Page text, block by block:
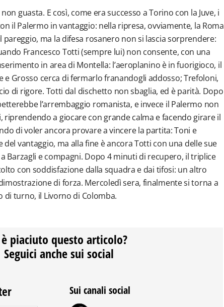
guasta. E così, come era successo a Torino con la Juve, i
il Palermo in vantaggio: nella ripresa, ovviamente, la Roma
ma la difesa rosanero non si lascia sorprendere:
Francesco Totti (sempre lui) non consente, con una
in area di Montella: l’aeroplanino è in fuorigioco, il
e Grosso cerca di fermarlo franandogli addosso; Trefoloni,
di rigore. Totti dal dischetto non sbaglia, ed è parità. Dopo
l’arrembaggio romanista, e invece il Palermo non
a giocare con grande calma e facendo girare il
di voler ancora provare a vincere la partita: Toni e
vantaggio, ma alla fine è ancora Totti con una delle sue
Barzagli e compagni. Dopo 4 minuti di recupero, il triplice
con soddisfazione dalla squadra e dai tifosi: un altro
di forza. Mercoledì sera, finalmente si torna a
di turno, il Livorno di Colomba.
piaciuto questo articolo?
Seguici anche sui social
Sui canali social